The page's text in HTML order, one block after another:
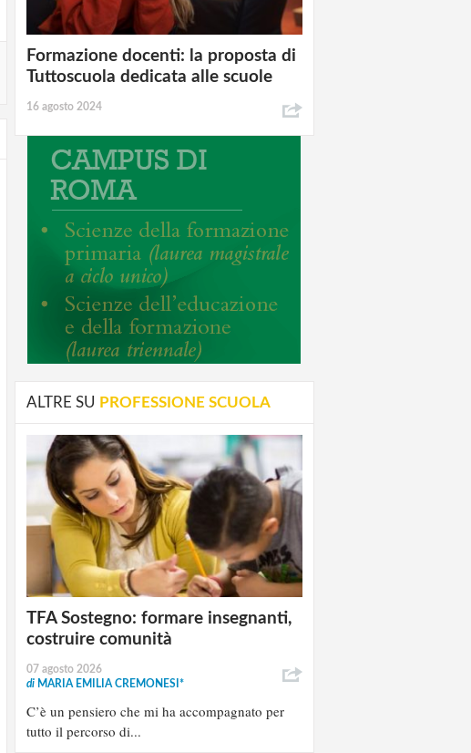
Formazione docenti: la proposta di
Tuttoscuola dedicata alle scuole
16 agosto 2024
ALTRE SU PROFESSIONE SCUOLA
TFA Sostegno: formare insegnanti,
costruire comunità
07 agosto 2026
di MARIA EMILIA CREMONESI*
C’è un pensiero che mi ha accompagnato per
tutto il percorso di...